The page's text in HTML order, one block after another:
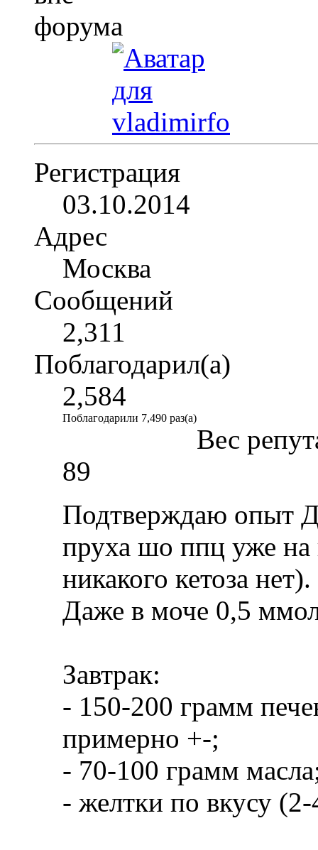
Регистрация
03.10.2014
Адрес
Москва
Сообщений
2,311
Поблагодарил(а)
2,584
Поблагодарили 7,490 раз(а)
Вес
89
Подтверждаю опыт
пруха шо ппц уже на
никакого кетоза нет).
Даже в моче 0,5
Завтрак:
- 150-200 грамм
примерно +-;
- 70-100 грамм
- желтки по вкусу